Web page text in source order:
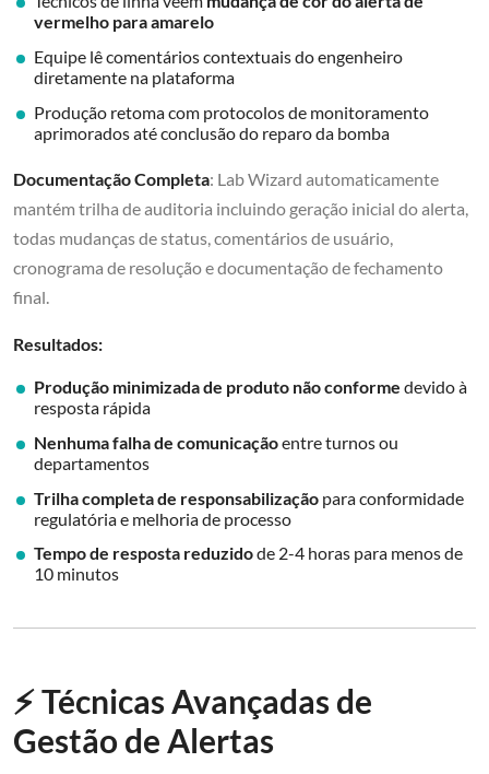
vermelho para amarelo
Equipe lê comentários contextuais do engenheiro
diretamente na plataforma
Produção retoma com protocolos de monitoramento
aprimorados até conclusão do reparo da bomba
Documentação Completa: Lab Wizard automaticamente
mantém trilha de auditoria incluindo geração inicial do alerta,
todas mudanças de status, comentários de usuário,
cronograma de resolução e documentação de fechamento
final.
Resultados:
Produção minimizada de produto não conforme devido à
resposta rápida
Nenhuma falha de comunicaçãoentre turnos ou
departamentos
Trilha completa de responsabilização para conformidade
regulatória e melhoria de processo
Tempo de resposta reduzidode 2-4 horas para menos de
10 minutos
⚡ Técnicas Avançadas de
Gestão de Alertas